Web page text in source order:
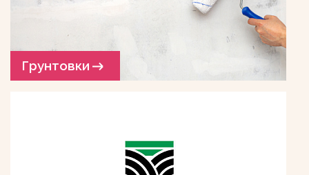
Грунтовки